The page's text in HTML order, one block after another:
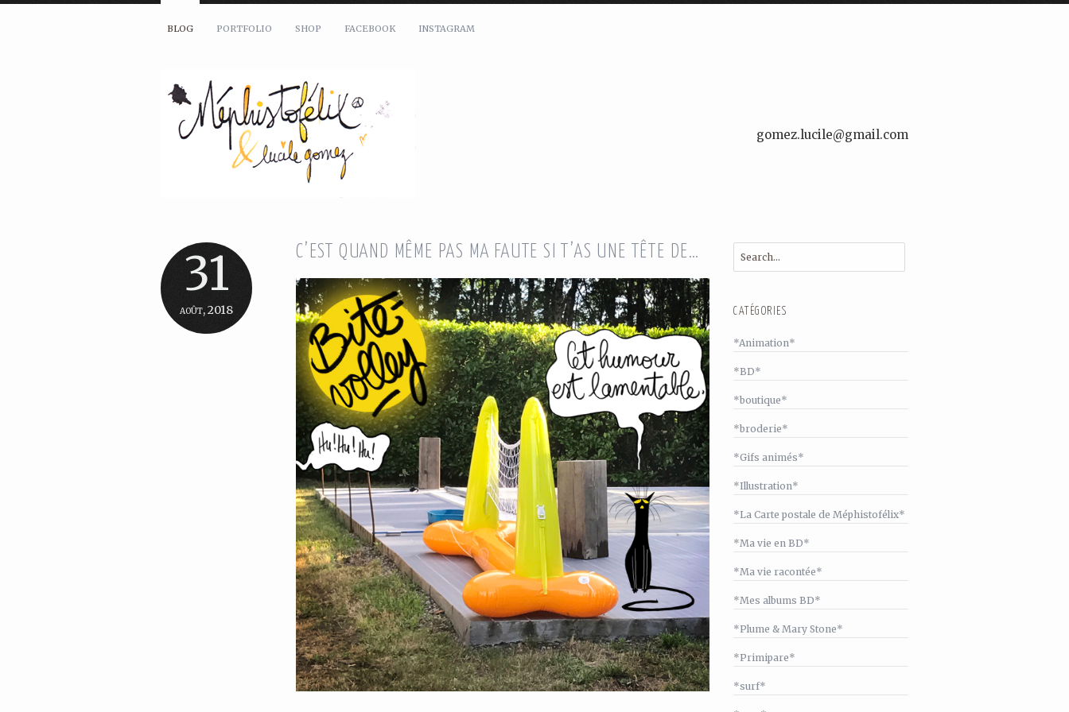
BLOG PORTFOLIO SHOP FACEBOOK INSTAGRAM
gomez.lucile@gmail.com
31
août, 2018
C’EST QUAND MÊME PAS MA FAUTE SI T’AS UNE TÊTE DE…
CATÉGORIES
*Animation*
*BD*
*boutique*
*broderie*
*Gifs animés*
*Illustration*
*La Carte postale de Méphistofélix*
*Ma vie en BD*
*Ma vie racontée*
*Mes albums BD*
*Plume & Mary Stone*
*Primipare*
*surf*